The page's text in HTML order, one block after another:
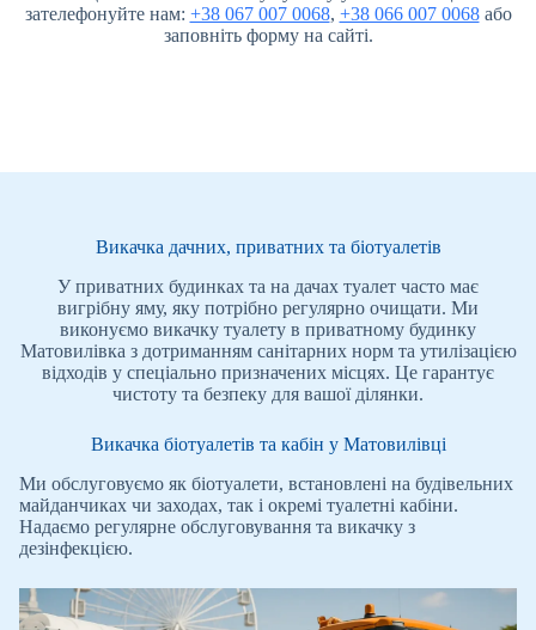
зателефонуйте нам: +38 067 007 0068, +38 066 007 0068або
заповніть форму на сайті.
Викачка дачних, приватних та біотуалетів
У приватних будинках та на дачах туалет часто має
вигрібну яму, яку потрібно регулярно очищати. Ми
виконуємо викачку туалету в приватному будинку
Матовилівка з дотриманням санітарних норм та утилізацією
відходів у спеціально призначених місцях. Це гарантує
чистоту та безпеку для вашої ділянки.
Викачка біотуалетів та кабін у Матовилівці
Ми обслуговуємо як біотуалети, встановлені на будівельних
майданчиках чи заходах, так і окремі туалетні кабіни.
Надаємо регулярне обслуговування та викачку з
дезінфекцією.